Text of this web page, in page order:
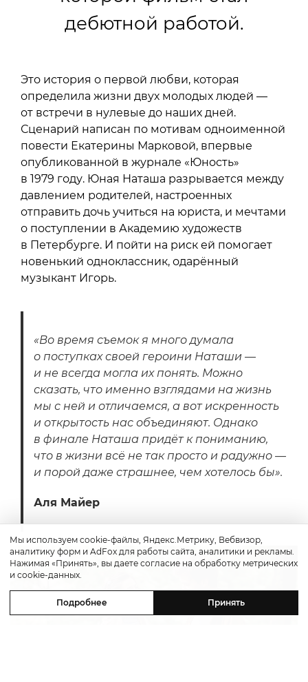
дебютной работой.
Это история о первой любви, которая
определила жизни двух молодых людей —
от встречи в нулевые до наших дней.
Сценарий написан по мотивам одноименной
повести Екатерины Марковой, впервые
опубликованной в журнале «Юность»
в 1979 году. Юная Наташа разрывается между
давлением родителей, настроенных
отправить дочь учиться на юриста, и мечтами
о поступлении в Академию художеств
в Петербурге. И пойти на риск ей помогает
новенький одноклассник, одарённый
музыкант Игорь.
«Во время съемок я много думала
о поступках своей героини Наташи —
и не всегда могла их понять. Можно
сказать, что именно взглядами на жизнь
мы с ней и отличаемся, а вот искренность
и открытость нас объединяют. Однако
в финале Наташа придёт к пониманию,
что в жизни всё не так просто и радужно —
и порой даже страшнее, чем хотелось бы».
Аля Майер
Мы используем cookie-файлы, Яндекс.Метрику, Вебвизор,
аналитику форм и AdFox для работы сайта, аналитики и рекламы.
Нажимая «Принять», вы даете согласие на обработку метрических
и cookie-данных.
Подробнее Принять